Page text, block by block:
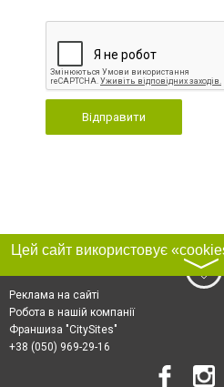
Відправити
〉
Реклама на сайті
Робота в нашій компанії
Франшиза "CitySites"
+38 (050) 969-29-16